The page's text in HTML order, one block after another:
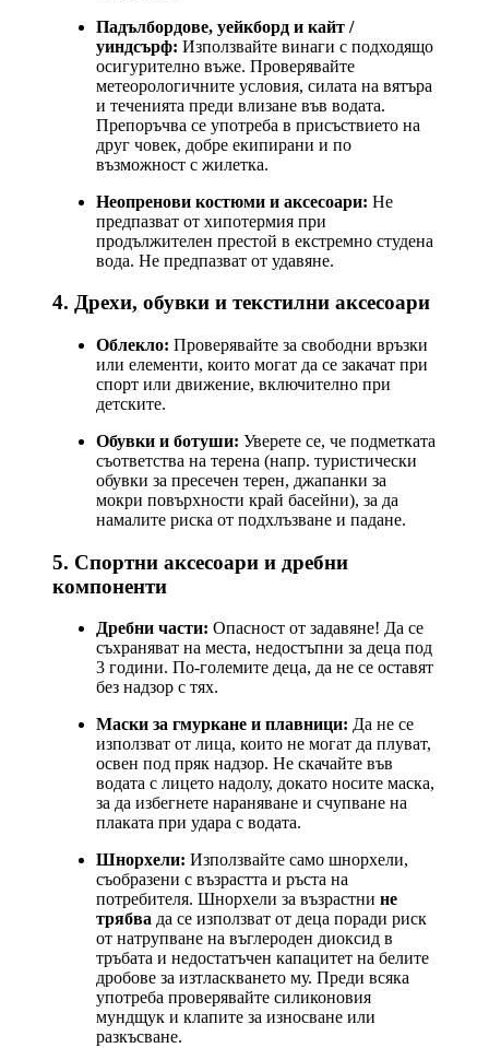
Падълбордове, уейкборд и кайт /
уиндсърф: Използвайте винаги с подходящо
осигурително въже. Проверявайте
метеорологичните условия, силата на вятъра
и теченията преди влизане във водата.
Препоръчва се употреба в присъствието на
друг човек, добре екипирани и по
възможност с жилетка.
Неопренови костюми и аксесоари: Не
предпазват от хипотермия при
продължителен престой в екстремно студена
вода. Не предпазват от удавяне.
4. Дрехи, обувки и текстилни аксесоари
Облекло: Проверявайте за свободни връзки
или елементи, които могат да се закачат при
спорт или движение, включително при
детските.
Обувки и ботуши: Уверете се, че подметката
съответства на терена (напр. туристически
обувки за пресечен терен, джапанки за
мокри повърхности край басейни), за да
намалите риска от подхлъзване и падане.
5. Спортни аксесоари и дребни
компоненти
Дребни части: Опасност от задавяне! Да се
съхраняват на места, недостъпни за деца под
3 години. По-големите деца, да не се оставят
без надзор с тях.
Маски за гмуркане и плавници: Да не се
използват от лица, които не могат да плуват,
освен под пряк надзор. Не скачайте във
водата с лицето надолу, докато носите маска,
за да избегнете нараняване и счупване на
плаката при удара с водата.
Шнорхели: Използвайте само шнорхели,
съобразени с възрастта и ръста на
потребителя. Шнорхели за възрастни не
трябва да се използват от деца поради риск
от натрупване на въглероден диоксид в
тръбата и недостатъчен капацитет на белите
дробове за изтласкването му. Преди всяка
употреба проверявайте силиконовия
мундщук и клапите за износване или
разкъсване.